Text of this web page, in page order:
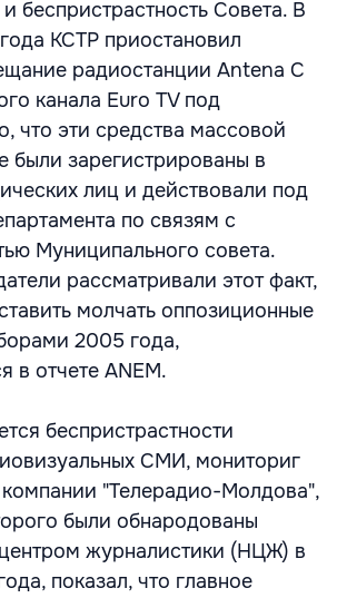
беспристрастность Совета. В
КСТР приостановил
радиостанции Antena C
канала Euro TV под
что эти средства массовой
были зарегистрированы в
лиц и действовали под
по связям с
Муниципального совета.
рассматривали этот факт,
молчать оппозиционные
2005 года,
в отчете ANEM.
беспристрастности
СМИ, мониториг
"Телерадио-Молдова",
были обнародованы
журналистики (НЦЖ) в
показал, что главное